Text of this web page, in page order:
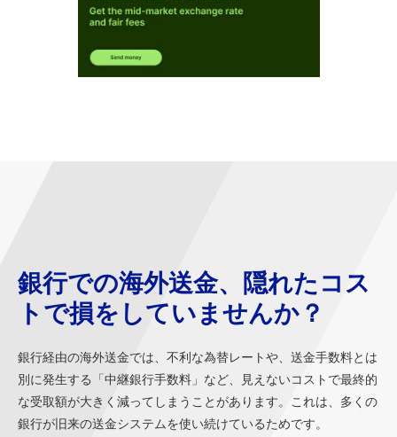
銀行での海外送金、隠れたコス
トで損をしていませんか？
銀行経由の海外送金では、不利な為替レートや、送金手数料とは
別に発生する「中継銀行手数料」など、見えないコストで最終的
な受取額が大きく減ってしまうことがあります。これは、多くの
銀行が旧来の送金システムを使い続けているためです。